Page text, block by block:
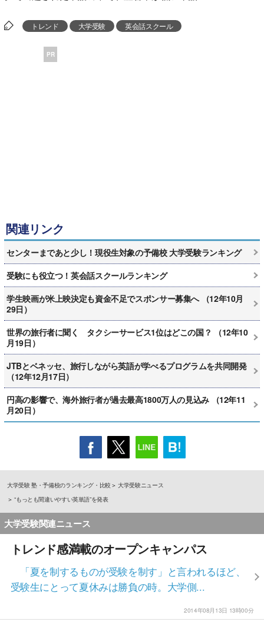
トレンド 大学受験 英会話スクール
PR
関連リンク
センターまであと少し！現役生対象の予備校 大学受験ランキング
受験にも役立つ！英会話スクールランキング
学生映画が米上映決定も資金不足でスポンサー募集へ （12年10月
29日）
世界の旅行者に聞く タクシーサービス1位はどこの国？ （12年10
月19日）
JTBとベネッセ、旅行しながら英語が学べるプログラムを共同開発
（12年12月17日）
円高の影響で、海外旅行者が過去最高1800万人の見込み （12年11
月20日）
大学受験 塾・予備校のランキング・比較
大学受験ニュース
“もっとも間違いやすい英単語”を発表
大学受験関連ニュース
トレンド感満載のオープンキャンパス
「夏を制するものが受験を制す」と言われるほど、
受験生にとって夏休みは勝負の時。大学側...
2014年08月13日 13時00分